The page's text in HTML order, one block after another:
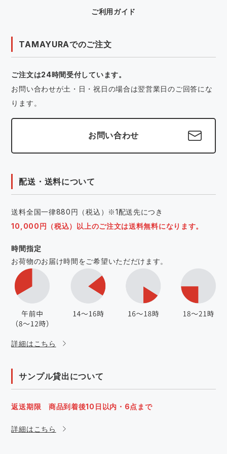
ご利用ガイド
TAMAYURAでのご注文
ご注文は24時間受付しています。
お問い合わせが土・日・祝日の場合は翌営業日のご回答にな
ります。
お問い合わせ
配送・送料について
送料全国一律880円（税込）※1配送先につき
10,000円（税込）以上のご注文は送料無料になります。
時間指定
お荷物のお届け時間をご希望いただだけます。
詳細はこちら
サンプル貸出について
返送期限 商品到着後10日以内・6点まで
詳細はこちら